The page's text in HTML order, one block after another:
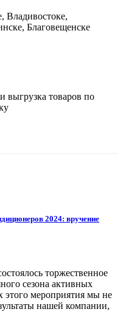
Владивостоке,
Благовещенске
выгрузка товаров по
2024: вручение
торжественное
сезона активных
этого мероприятия мы не
нашей компании,